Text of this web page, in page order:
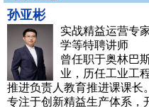
孙亚彬
实战精益运营专
学等特聘讲师
曾任职于奥林巴
业，历任工业工
推进负责人教育推进课课长。
专注于创新精益生产体系，